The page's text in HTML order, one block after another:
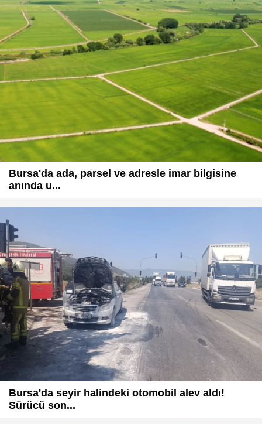
Bursa'da ada, parsel ve adresle imar bilgisine
anında u...
Bursa'da seyir halindeki otomobil alev aldı!
Sürücü son...